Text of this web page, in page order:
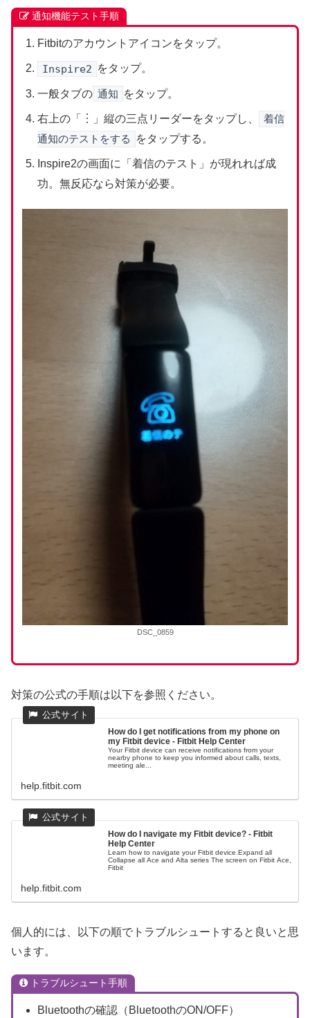
通知機能テスト手順
Fitbitのアカウントアイコンをタップ。
Inspire2 をタップ。
一般タブの 通知 をタップ。
右上の「︙」縦の三点リーダーをタップし、
着信
通知のテストをする
をタップする。
Inspire2の画面に「着信のテスト」が現れれば成
功。無反応なら対策が必要。
DSC_0859
対策の公式の手順は以下を参照ください。
How do I get notifications from my phone on
my Fitbit device - Fitbit Help Center
Your Fitbit device can receive notifications from your
nearby phone to keep you informed about calls, texts,
meeting ale...
help.fitbit.com
How do I navigate my Fitbit device? - Fitbit
Help Center
Learn how to navigate your Fitbit device.Expand all
Collapse all Ace and Alta series The screen on Fitbit Ace,
Fitbit
help.fitbit.com
個人的には、以下の順でトラブルシュートすると良いと思
います。
トラブルシュート手順
Bluetoothの確認（BluetoothのON/OFF）